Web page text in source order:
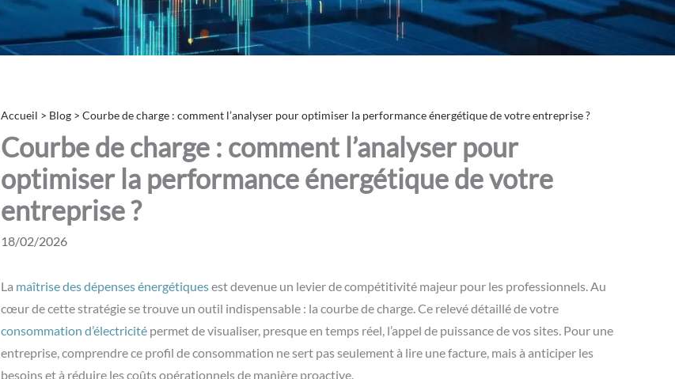
Accueil > Blog > Courbe de charge : comment l’analyser pour optimiser la performance énergétique de votre entreprise ?
Courbe de charge : comment l’analyser pour
optimiser la performance énergétique de votre
entreprise ?
18/02/2026
La maîtrise des dépenses énergétiquesest devenue un levier de compétitivité majeur pour les professionnels. Au
cœur de cette stratégie se trouve un outil indispensable : la courbe de charge. Ce relevé détaillé de votre
consommation d’électricité permet de visualiser, presque en temps réel, l’appel de puissance de vos sites. Pour une
entreprise, comprendre ce profil de consommation ne sert pas seulement à lire une facture, mais à anticiper les
besoins et à réduire les coûts opérationnels de manière proactive.